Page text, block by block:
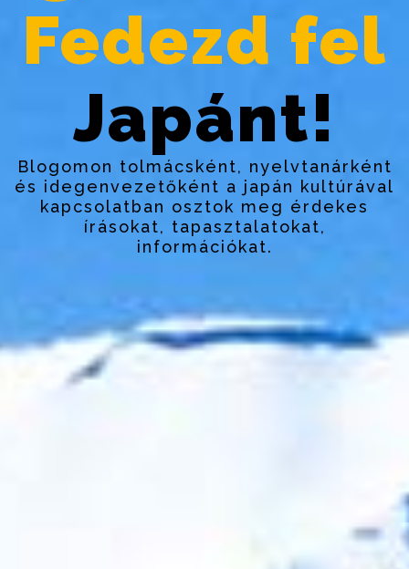
Fedezd fel
Japánt!
Blogomon tolmácsként, nyelvtanárként
és idegenvezetőként a japán kultúrával
kapcsolatban osztok meg érdekes
írásokat, tapasztalatokat,
információkat.